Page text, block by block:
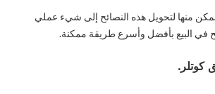
منها لتحويل هذه النصائح إلى شيء عملي
في البيع بأفضل وأسرع طريقة ممكنة.